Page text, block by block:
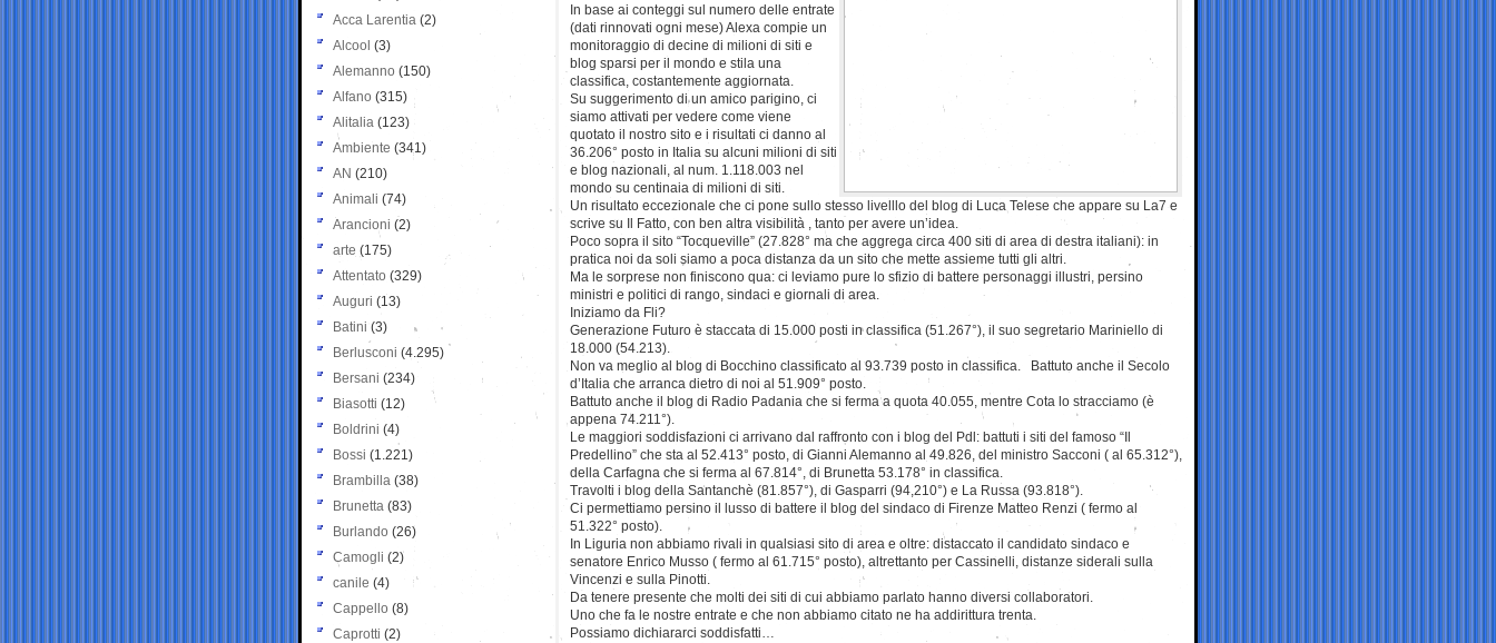
In base ai conteggi sul numero delle entrate
(dati rinnovati ogni mese) Alexa compie un
monitoraggio di decine di milioni di siti e
blog sparsi per il mondo e stila una
classifica, costantemente aggiornata.
Su suggerimento di un amico parigino, ci
siamo attivati per vedere come viene
quotato il nostro sito e i risultati ci danno al
36.206° posto in Italia su alcuni milioni di siti
e blog nazionali, al num. 1.118.003 nel
mondo su centinaia di milioni di siti.
Un risultato eccezionale che ci pone sullo stesso livelllo del blog di Luca Telese che appare su La7 e
scrive su Il Fatto, con ben altra visibilità , tanto per avere un’idea.
Poco sopra il sito “Tocqueville” (27.828° ma che aggrega circa 400 siti di area di destra italiani): in
pratica noi da soli siamo a poca distanza da un sito che mette assieme tutti gli altri.
Ma le sorprese non finiscono qua: ci leviamo pure lo sfizio di battere personaggi illustri, persino
ministri e politici di rango, sindaci e giornali di area.
Iniziamo da Fli?
Generazione Futuro è staccata di 15.000 posti in classifica (51.267°), il suo segretario Mariniello di
18.000 (54.213).
Non va meglio al blog di Bocchino classificato al 93.739 posto in classifica. Battuto anche il Secolo
d’Italia che arranca dietro di noi al 51.909° posto.
Battuto anche il blog di Radio Padania che si ferma a quota 40.055, mentre Cota lo stracciamo (è
appena 74.211°).
Le maggiori soddisfazioni ci arrivano dal raffronto con i blog del Pdl: battuti i siti del famoso “Il
Predellino” che sta al 52.413° posto, di Gianni Alemanno al 49.826, del ministro Sacconi ( al 65.312°),
della Carfagna che si ferma al 67.814°, di Brunetta 53.178° in classifica.
Travolti i blog della Santanchè (81.857°), di Gasparri (94,210°) e La Russa (93.818°).
Ci permettiamo persino il lusso di battere il blog del sindaco di Firenze Matteo Renzi ( fermo al
51.322° posto).
In Liguria non abbiamo rivali in qualsiasi sito di area e oltre: distaccato il candidato sindaco e
senatore Enrico Musso ( fermo al 61.715° posto), altrettanto per Cassinelli, distanze siderali sulla
Vincenzi e sulla Pinotti.
Da tenere presente che molti dei siti di cui abbiamo parlato hanno diversi collaboratori.
Uno che fa le nostre entrate e che non abbiamo citato ne ha addirittura trenta.
Possiamo dichiararci soddisfatti…
Acca Larentia (2)
Alcool (3)
Alemanno (150)
Alfano (315)
Alitalia (123)
Ambiente (341)
AN (210)
Animali (74)
Arancioni (2)
arte (175)
Attentato (329)
Auguri (13)
Batini (3)
Berlusconi (4.295)
Bersani (234)
Biasotti (12)
Boldrini (4)
Bossi (1.221)
Brambilla (38)
Brunetta (83)
Burlando (26)
Camogli (2)
canile (4)
Cappello (8)
Caprotti (2)